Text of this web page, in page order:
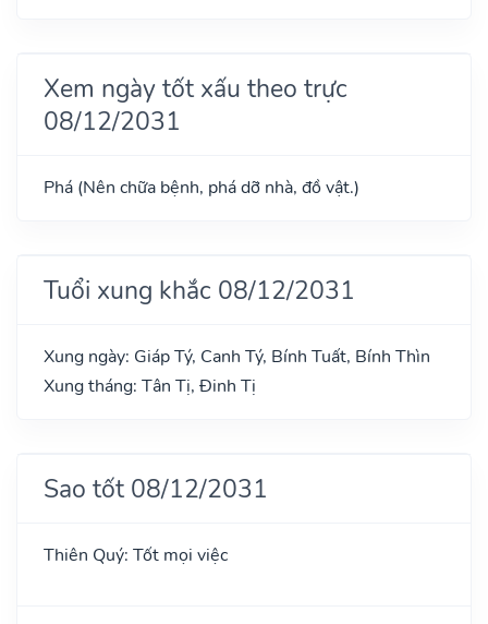
Xem ngày tốt xấu theo trực
08/12/2031
Phá (Nên chữa bệnh, phá dỡ nhà, đồ vật.)
Tuổi xung khắc 08/12/2031
Xung ngày: Giáp Tý, Canh Tý, Bính Tuất, Bính Thìn
Xung tháng: Tân Tị, Đinh Tị
Sao tốt 08/12/2031
Thiên Quý: Tốt mọi việc